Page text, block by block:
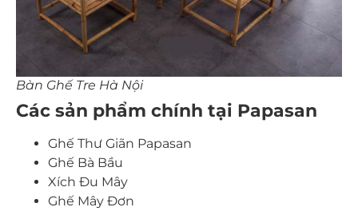
Bàn Ghế Tre Hà Nội
Các sản phẩm chính tại Papasan
Ghế Thư Giãn Papasan
Ghế Bà Bầu
Xích Đu Mây
Ghế Mây Đơn